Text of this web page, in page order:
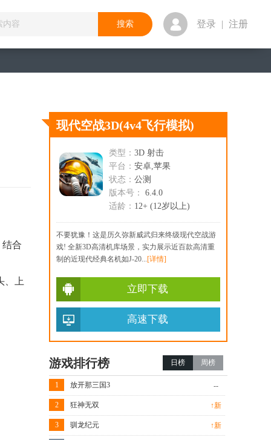
登录 | 注册
结合
、上
现代空战3D(4v4飞行模拟)
类型： 3D 射击
平台： 安卓,苹果
状态： 公测
版本号：
6.4.0
适龄： 12+ (12岁以上)
不要犹豫！这是历久弥新威武归来终级现代空战游
戏! 全新3D高清机库场景，实力展示近百款高清重
制的近现代经典名机如J-20...[详情]
立即下载
高速下载
游戏排行榜 日榜 周榜
1 放开那三国3 --
2 狂神无双 ↑新
3 驯龙纪元 ↑新